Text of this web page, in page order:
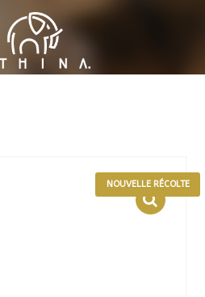
undefined
NOUVELLE RÉCOLTE